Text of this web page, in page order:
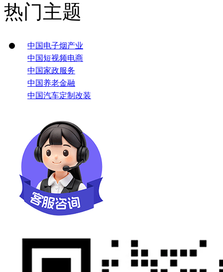
热门主题
中国电子烟产业
中国短视频电商
中国家政服务
中国养老金融
中国汽车定制改装